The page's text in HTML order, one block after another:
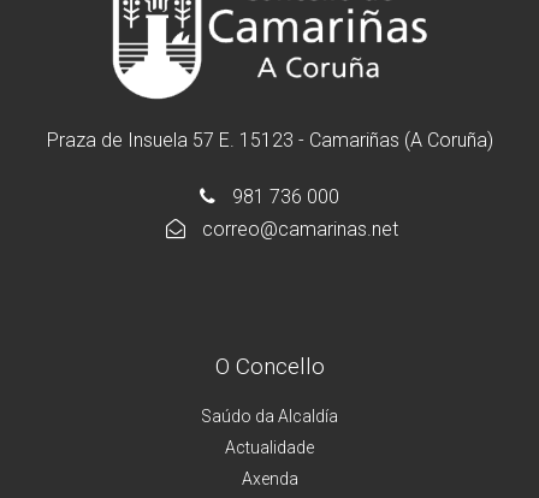
Praza de Insuela 57 E. 15123 - Camariñas (A Coruña)
981 736 000
correo@camarinas.net
O Concello
Saúdo da Alcaldía
Actualidade
Axenda